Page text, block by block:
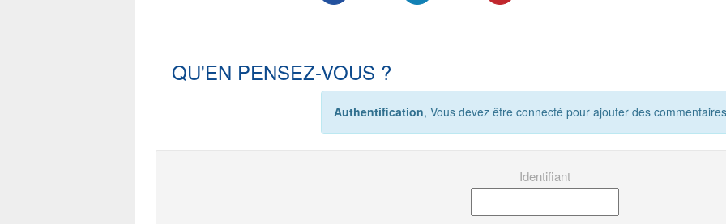
QU'EN PENSEZ-VOUS ?
Authentification, Vous devez être connecté pour ajouter des
Identifiant